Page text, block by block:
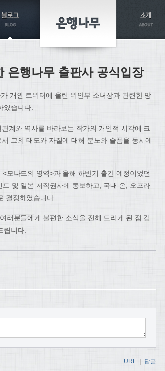
은행나무 출판사 공식입장
개인 트위터에 올린 위안부 소녀상과 관련한 망
였습니다.
계와 역사를 바라보는 작가의 개인적 시각에 크
그의 태도와 자질에 대해 분노와 슬픔을 동시에
모나드의 영역>과 올해 하반기 출간 예정이었던
및 일본 저작권사에 통보하고, 국내 온, 오프라
결정하였습니다.
러분들에게 불편한 소식을 전해 드리게 된 점 깊
립니다.
URL | 답글